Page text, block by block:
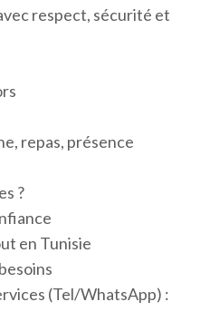
respect, sécurité et
repas, présence
?
en Tunisie
(Tel/WhatsApp) :